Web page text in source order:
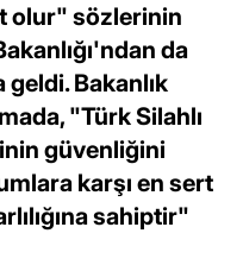
olur" sözlerinin
da
Bakanlık
"Türk Silahlı
güvenliğini
karşı en sert
sahiptir"